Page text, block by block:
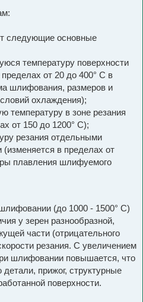
следующие основные
температуру поверхности
от 20 до 400° С в
шлифования, размеров и
охлаждения);
температуру в зоне резания
от 150 до 1200° С);
резания отдельными
в пределах от
плавления шлифуемого
(до 1000 - 1500° С)
у зерен разнообразной,
части (отрицательного
резания. С увеличением
шлифовании повышается, что
прижог, структурные
поверхности.